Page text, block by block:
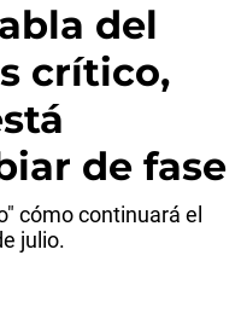
del
crítico,
de fase
cómo continuará el
julio.